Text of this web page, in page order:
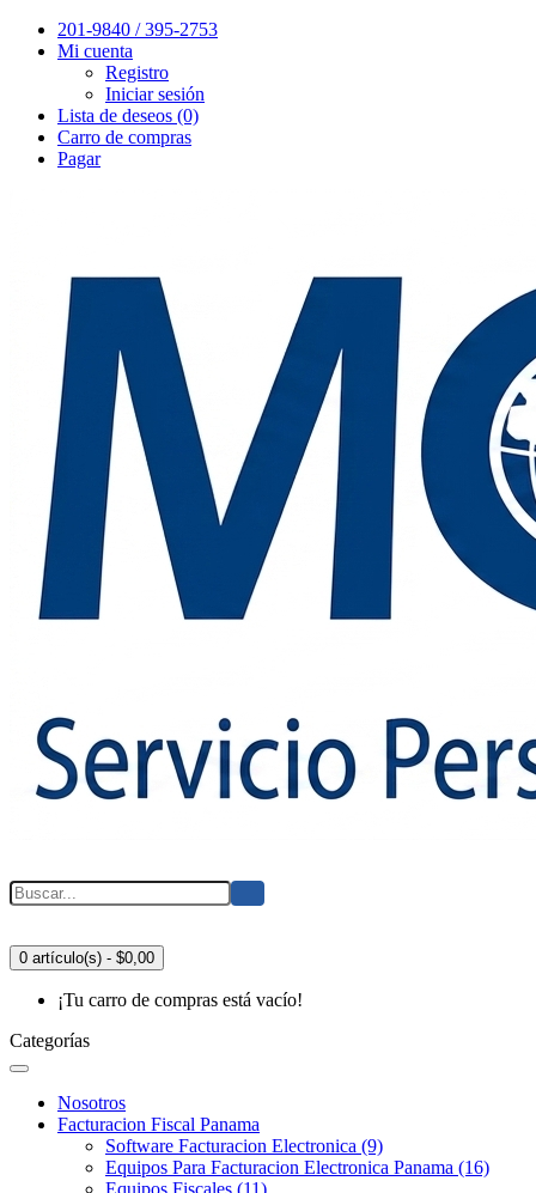
201-9840 / 395-2753
Mi cuenta
Registro
Iniciar sesión
Lista de deseos (0)
Carro de compras
Pagar
0 artículo(s) - $0,00
¡Tu carro de compras está vacío!
Categorías
Nosotros
Facturacion Fiscal Panama
Software Facturacion Electronica (9)
Equipos Para Facturacion Electronica Panama (16)
Equipos Fiscales (11)